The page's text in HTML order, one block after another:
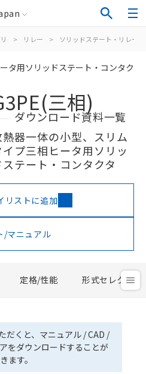
> リレー > ソリッドステート・リレー
タ用ソリッドステート・コンタク
三相)
ダウンロード資料一覧
熱器一体の小型、スリム
イプ三相ヒータ用ソリッ
ステート・コンタクタ
リストに追加
/マニュアル
定格/性能 形式セレクタ
だくと、マニュアル / CAD /
をダウンロードすることが
ます。